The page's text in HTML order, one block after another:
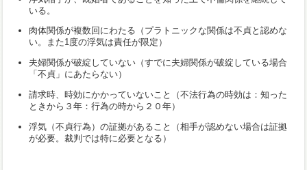
いる。
肉体関係が複数回にわたる（プラトニックな関係は不貞と認めな
い。また1度の浮気は責任が限定）
夫婦関係が破綻していない（すでに夫婦関係が破綻している場合
「不貞」にあたらない）
請求時、時効にかかっていないこと（不法行為の時効は：知った
ときから３年：行為の時から２０年）
浮気（不貞行為）の証拠があること（相手が認めない場合は証拠
が必要。裁判では特に必要となる）